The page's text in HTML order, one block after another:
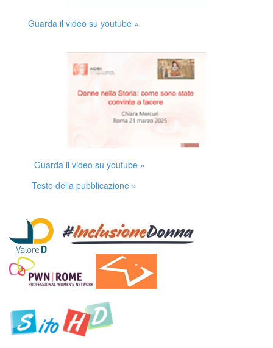
Guarda il video su youtube »
Guarda il video su youtube »
Testo della pubblicazione »